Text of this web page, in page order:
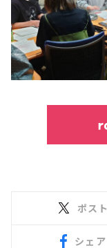
ポスト
シェア